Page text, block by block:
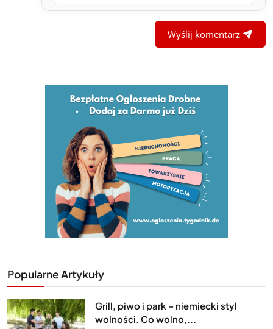
Wyślij komentarz
Popularne Artykuły
Grill, piwo i park – niemiecki styl
wolności. Co wolno,...